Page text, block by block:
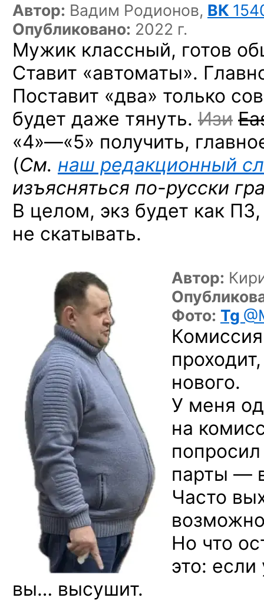
Автор: Вадим Родионов, ВК
Опубликовано: 2022 г.
Мужик классный, готов
Ставит «автоматы».
Поставит «два» только
будет даже тянуть. Изи
«4»—«5» получить,
(См. наш редакционный
изъясняться по-русски
В целом, экз будет как
не скатывать.
Автор:
Фото: Tg
нового.
У меня
на
парты —
Часто
Но что
это:
вы… высушит.